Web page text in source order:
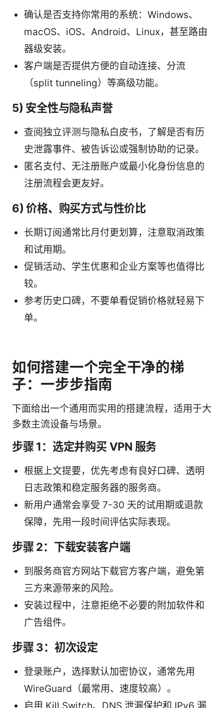
确认是否支持你常用的系统：Windows、
macOS、iOS、Android、Linux，甚至路由
器级安装。
客户端是否提供方便的自动连接、分流
（split tunneling）等高级功能。
5) 安全性与隐私声誉
查阅独立评测与隐私白皮书，了解是否有历
史泄露事件、被告诉讼或强制协助的记录。
匿名支付、无注册账户或最小化身份信息的
注册流程会更友好。
6) 价格、购买方式与性价比
长期订阅通常比月付更划算，注意取消政策
和试用期。
促销活动、学生优惠和企业方案等也值得比
较。
参考历史口碑，不要单看促销价格就轻易下
单。
如何搭建一个完全干净的梯
子：一步步指南
下面给出一个通用而实用的搭建流程，适用于大
多数主流设备与场景。
步骤 1：选定并购买 VPN 服务
根据上文提要，优先考虑有良好口碑、透明
日志政策和稳定服务器的服务商。
新用户通常会享受 7-30 天的试用期或退款
保障，先用一段时间评估实际表现。
步骤 2：下载安装客户端
到服务商官方网站下载官方客户端，避免第
三方来源带来的风险。
安装过程中，注意拒绝不必要的附加软件和
广告组件。
步骤 3：初次设定
登录账户，选择默认加密协议，通常先用
WireGuard（最常用、速度较高）。